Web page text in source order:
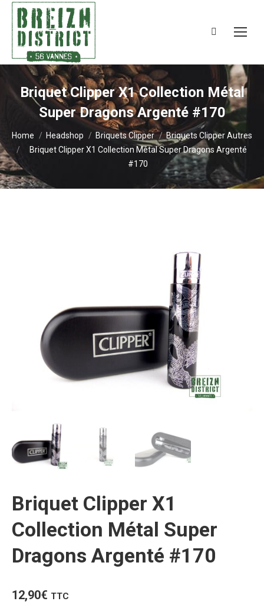
Search:
Briquet Clipper X1 Collection Métal
Super Dragons Argenté #170
You are here:
Home Headshop Briquets Clipper
Briquets Clipper Autres
Briquet Clipper X1 Collection Métal Super Dragons Argenté
#170
Briquet Clipper X1
Collection Métal Super
Dragons Argenté #170
12,90€ TTC